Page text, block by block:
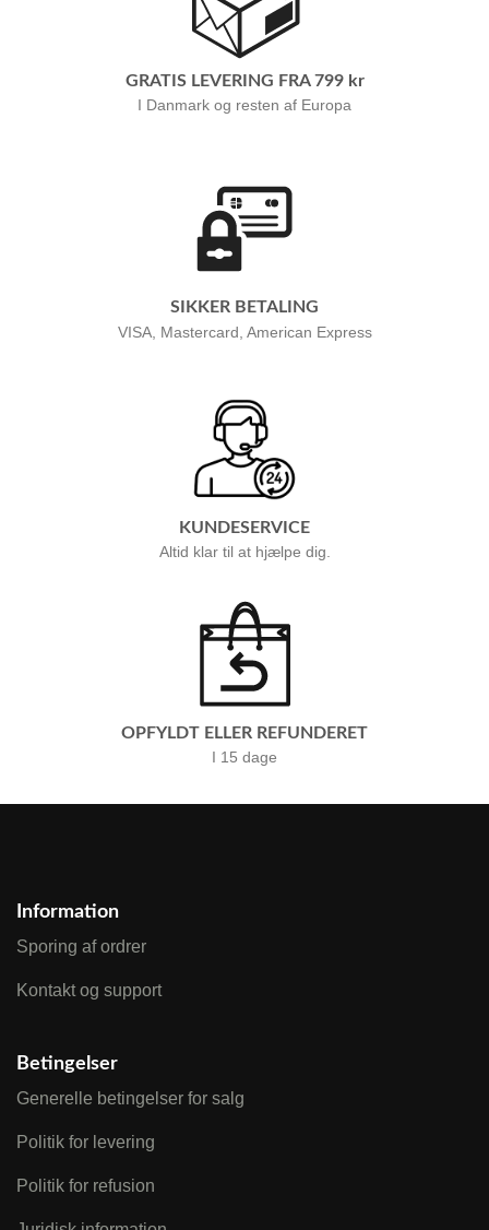
GRATIS LEVERING FRA 799 kr
I Danmark og resten af Europa
SIKKER BETALING
VISA, Mastercard, American Express
KUNDESERVICE
Altid klar til at hjælpe dig.
OPFYLDT ELLER REFUNDERET
I 15 dage
Information
Sporing af ordrer
Kontakt og support
Betingelser
Generelle betingelser for salg
Politik for levering
Politik for refusion